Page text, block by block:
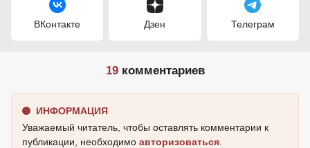
ВКонтакте Дзен Телеграм
19комментариев
ИНФОРМАЦИЯ
Уважаемый читатель, чтобы оставлять комментарии к
публикации, необходимо авторизоваться